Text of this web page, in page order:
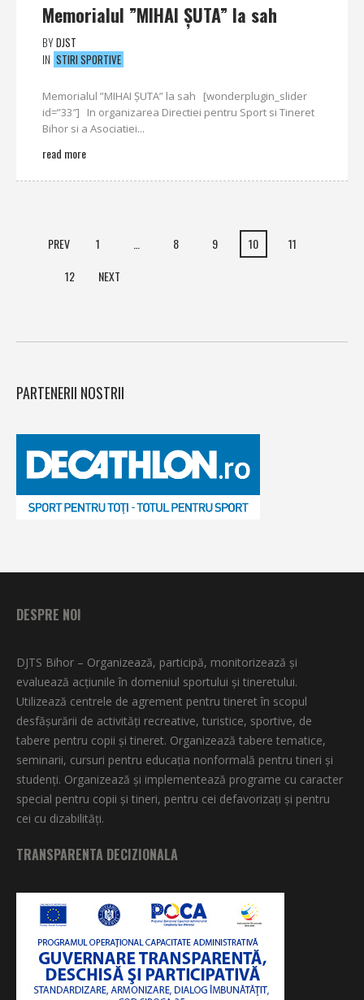
Memorialul ”MIHAI ŞUTA” la sah
BYDJST
IN STIRI SPORTIVE
Memorialul ”MIHAI ŞUTA” la sah [wonderplugin_slider
id=”33″] In organizarea Directiei pentru Sport si Tineret
Bihor si a Asociatiei...
read more
PREV 1 8 9 10
11
12
NEXT
PARTENERII NOSTRII
DESPRE NOI
DJTS Bihor – Organizează, participă, monitorizează şi
evaluează acţiunile în domeniul sportului şi tineretului.
Utilizează centrele de agrement pentru tineret în scopul
desfăşurării de activităţi recreative, turistice, sportive, de
tabere pentru copii şi tineret. Organizează tabere tematice,
seminarii, cursuri pentru educaţia nonformală pentru tineri şi
studenţi. Organizează şi implementează programe cu caracter
special pentru copii şi tineri, pentru cei defavorizați și pentru
cei cu dizabilități.
TRANSPARENTA DECIZIONALA